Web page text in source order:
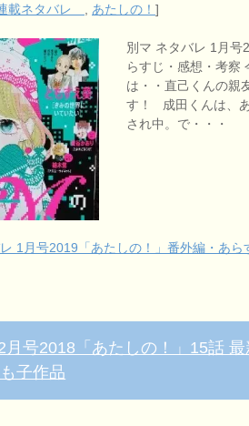
載ネタバレ あたしの！ ]
別マ ネタバレ 1月号
らすじ・感想・考察
は・・直己くんの親
す！ 成田くんは、
され中。で・・・
レ 1月号2019「あたしの！」番外編・あ
月号2018「あたしの！」15話
子作品